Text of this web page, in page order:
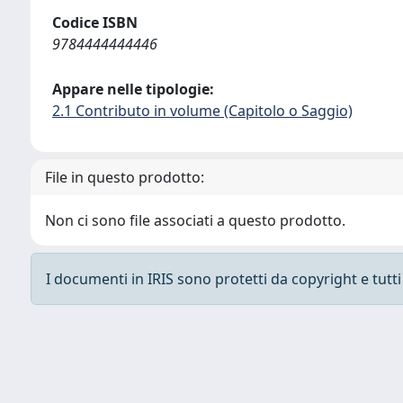
Codice ISBN
9784444444446
Appare nelle tipologie:
2.1 Contributo in volume (Capitolo o Saggio)
File in questo prodotto:
Non ci sono file associati a questo prodotto.
I documenti in IRIS sono protetti da copyright e